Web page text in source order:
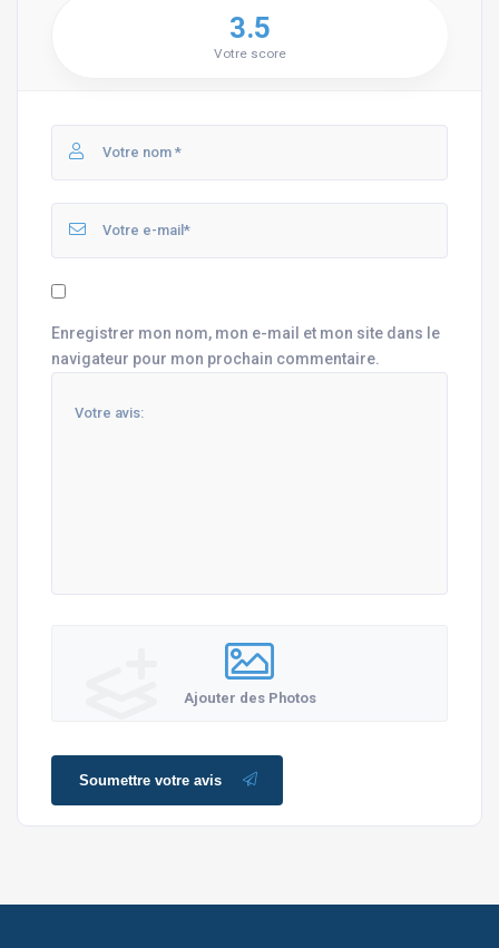
3.5
Votre score
Enregistrer mon nom, mon e-mail et mon site dans le
navigateur pour mon prochain commentaire.
Ajouter des Photos
Soumettre votre avis